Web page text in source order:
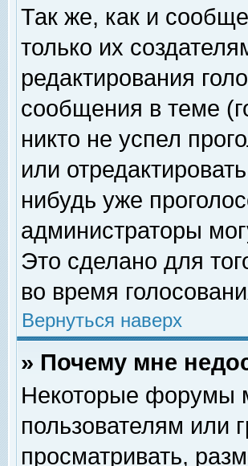
Так же, как и
только их
редактирования
сообщения в теме
никто не успел
или
нибудь уже
администраторы
Это сделано для
во время
Вернуться наверх
» Почему мне
Некоторые форумы
пользователям или
просматривать,